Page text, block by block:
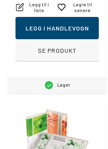
Legg til i
liste
Lagre til
senere
LEGG I HANDLEVOGN
SE PRODUKT
Lager